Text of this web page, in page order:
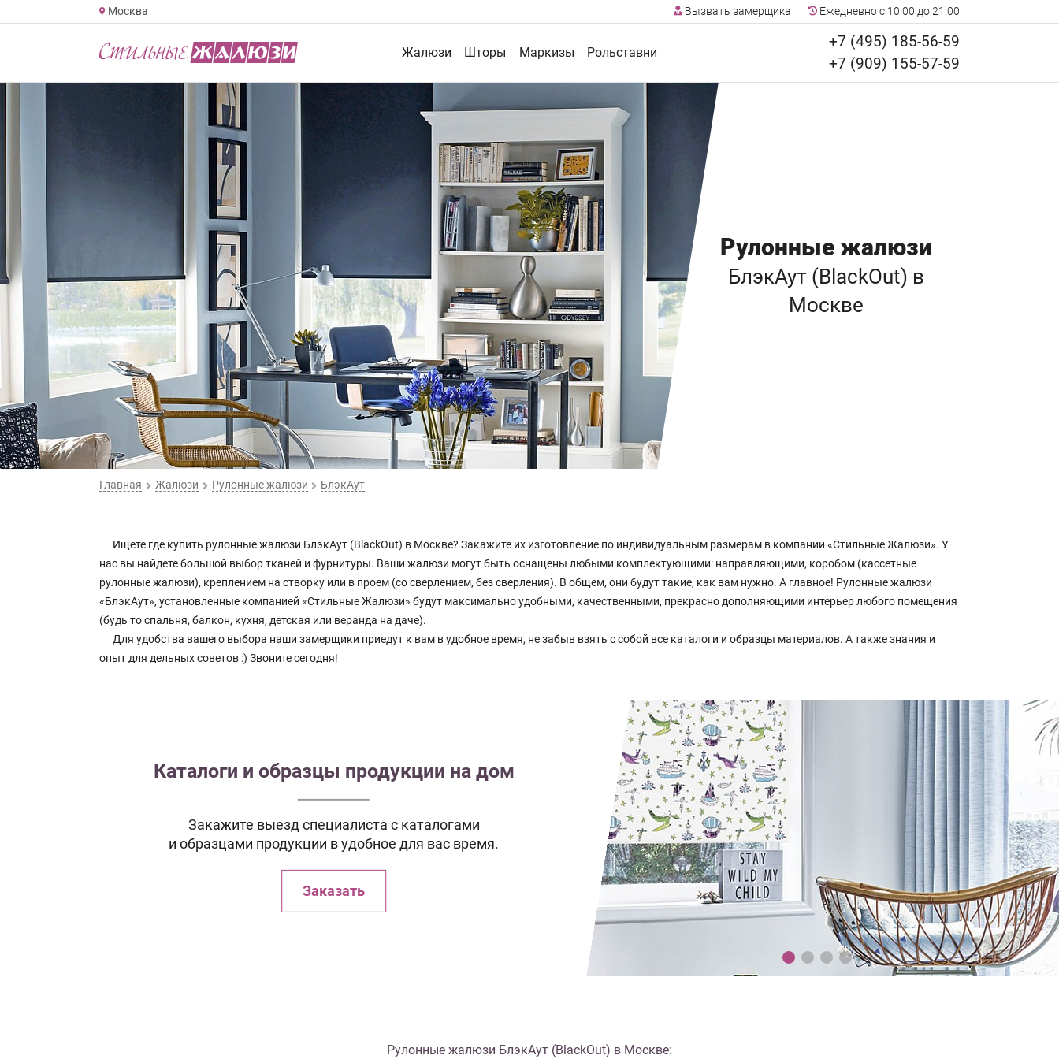
Москва Вызвать замерщика Ежедневно с 10:00 до 21:00
Жалюзи Шторы Маркизы Рольставни
+7 (495) 185-56-59
+7 (909) 155-57-59
Рулонные жалюзи
БлэкАут (BlackOut) в
Москве
Главная Жалюзи Рулонные жалюзи БлэкАут
Ищете где купить рулонные жалюзи БлэкАут (BlackOut) в Москве? Закажите их изготовление по индивидуальным размерам в компании «Стильные Жалюзи». У
нас вы найдете большой выбор тканей и фурнитуры. Ваши жалюзи могут быть оснащены любыми комплектующими: направляющими, коробом (кассетные
рулонные жалюзи), креплением на створку или в проем (со сверлением, без сверления). В общем, они будут такие, как вам нужно. А главное! Рулонные жалюзи
«БлэкАут», установленные компанией «Стильные Жалюзи» будут максимально удобными, качественными, прекрасно дополняющими интерьер любого помещения
(будь то спальня, балкон, кухня, детская или веранда на даче).
Для удобства вашего выбора наши замерщики приедут к вам в удобное время, не забыв взять с собой все каталоги и образцы материалов. А также знания и
опыт для дельных советов :) Звоните сегодня!
Каталоги и образцы продукции на дом
Закажите выезд специалиста с каталогами
и образцами продукции в удобное для вас время.
Заказать
Рулонные жалюзи БлэкАут (BlackOut) в Москве: